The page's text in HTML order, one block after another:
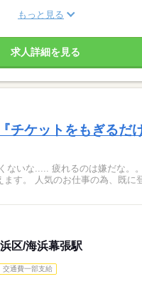
もっと見る
求人詳細を見る
チケットをもぎるだ
に登録してい
区/海浜幕張駅
交通費一部支給